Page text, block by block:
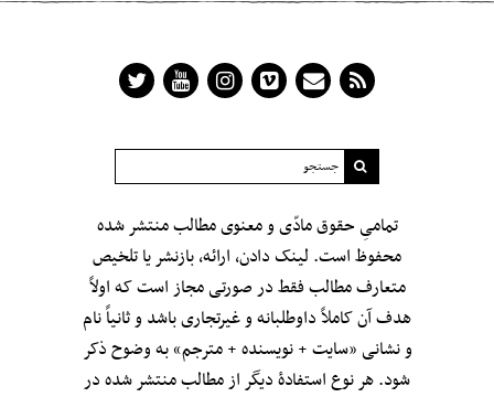
تمامیِ حقوق مادّی و معنوی مطالب منتشر شده
محفوظ است. لینک دادن، ارائه، بازنشر یا تلخیص
متعارف مطالب فقط در صورتی مجاز است که اولاً
هدف آن کاملاً داوطلبانه و غیرتجاری باشد و ثانیاً نام
و نشانی «سایت + نویسنده + مترجم» به وضوح ذکر
شود. هر نوع استفادهٔ دیگر از مطالب منتشر شده در